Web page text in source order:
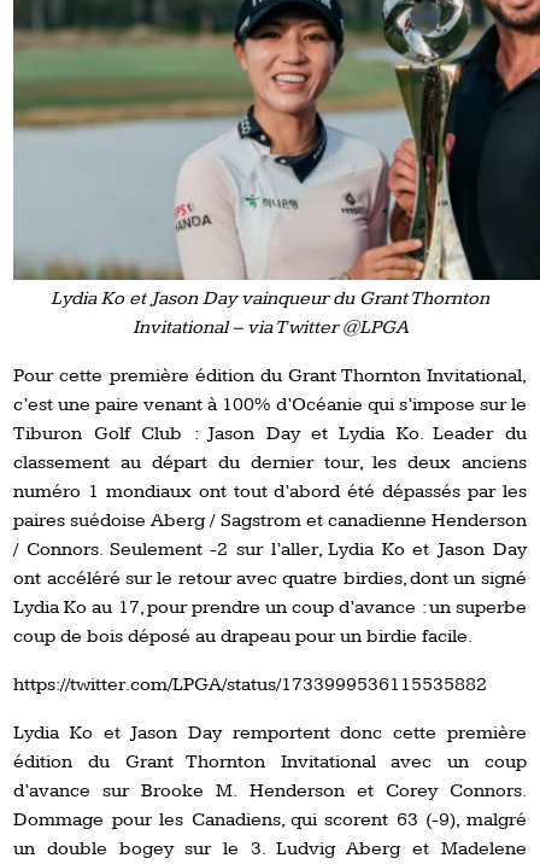
Lydia Ko et Jason Day vainqueur du Grant Thornton
Invitational – via Twitter @LPGA
Pour cette première édition du Grant Thornton Invitational,
c’est une paire venant à 100% d’Océanie qui s’impose sur le
Tiburon Golf Club : Jason Day et Lydia Ko. Leader du
classement au départ du dernier tour, les deux anciens
numéro 1 mondiaux ont tout d’abord été dépassés par les
paires suédoise Aberg / Sagstrom et canadienne Henderson
/ Connors. Seulement -2 sur l’aller, Lydia Ko et Jason Day
ont accéléré sur le retour avec quatre birdies, dont un signé
Lydia Ko au 17, pour prendre un coup d’avance : un superbe
coup de bois déposé au drapeau pour un birdie facile.
https://twitter.com/LPGA/status/1733999536115535882
Lydia Ko et Jason Day remportent donc cette première
édition du Grant Thornton Invitational avec un coup
d’avance sur Brooke M. Henderson et Corey Connors.
Dommage pour les Canadiens, qui scorent 63 (-9), malgré
un double bogey sur le 3. Ludvig Aberg et Madelene